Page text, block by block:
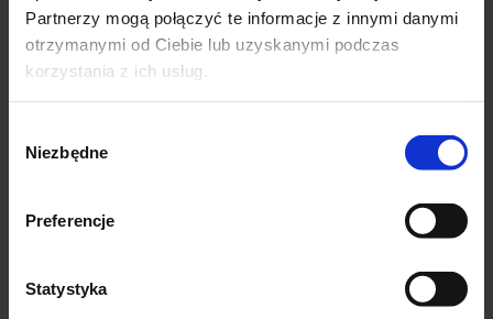
Partnerzy mogą połączyć te informacje z innymi danymi
otrzymanymi od Ciebie lub uzyskanymi podczas
korzystania z ich usług.
zgody
Niezbędne
Preferencje
Statystyka